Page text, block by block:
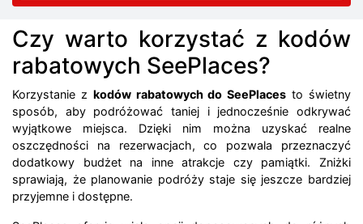
Czy warto korzystać z kodów
rabatowych SeePlaces?
Korzystanie z kodów rabatowych do SeePlaces to świetny
sposób, aby podróżować taniej i jednocześnie odkrywać
wyjątkowe miejsca. Dzięki nim można uzyskać realne
oszczędności na rezerwacjach, co pozwala przeznaczyć
dodatkowy budżet na inne atrakcje czy pamiątki. Zniżki
sprawiają, że planowanie podróży staje się jeszcze bardziej
przyjemne i dostępne.